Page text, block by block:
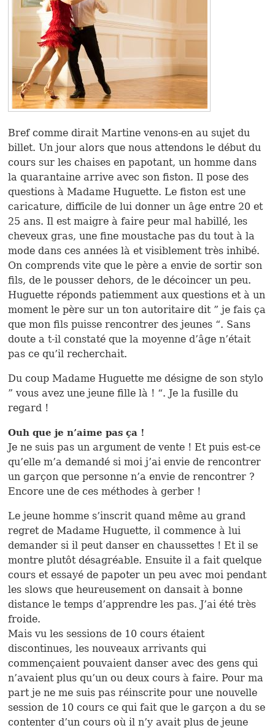
Bref comme dirait Martine venons-en au sujet du
billet. Un jour alors que nous attendons le début du
cours sur les chaises en papotant, un homme dans
la quarantaine arrive avec son fiston. Il pose des
questions à Madame Huguette. Le fiston est une
caricature, difficile de lui donner un âge entre 20 et
25 ans. Il est maigre à faire peur mal habillé, les
cheveux gras, une fine moustache pas du tout à la
mode dans ces années là et visiblement très inhibé.
On comprends vite que le père a envie de sortir son
fils, de le pousser dehors, de le décoincer un peu.
Huguette réponds patiemment aux questions et à un
moment le père sur un ton autoritaire dit ” je fais ça
que mon fils puisse rencontrer des jeunes “. Sans
doute a t-il constaté que la moyenne d’âge n’était
pas ce qu’il recherchait.
Du coup Madame Huguette me désigne de son stylo
” vous avez une jeune fille là ! “. Je la fusille du
regard !
Ouh que je n’aime pas ça !
Je ne suis pas un argument de vente ! Et puis est-ce
qu’elle m’a demandé si moi j’ai envie de rencontrer
un garçon que personne n’a envie de rencontrer ?
Encore une de ces méthodes à gerber !
Le jeune homme s’inscrit quand même au grand
regret de Madame Huguette, il commence à lui
demander si il peut danser en chaussettes ! Et il se
montre plutôt désagréable. Ensuite il a fait quelque
cours et essayé de papoter un peu avec moi pendant
les slows que heureusement on dansait à bonne
distance le temps d’apprendre les pas. J’ai été très
froide.
Mais vu les sessions de 10 cours étaient
discontinues, les nouveaux arrivants qui
commençaient pouvaient danser avec des gens qui
n’avaient plus qu’un ou deux cours à faire. Pour ma
part je ne me suis pas réinscrite pour une nouvelle
session de 10 cours ce qui fait que le garçon a du se
contenter d’un cours où il n’y avait plus de jeune